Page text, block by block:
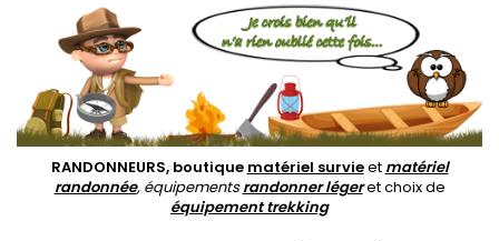
RANDONNEURS, boutique matériel survieet matériel
randonnée, équipementsrandonner légeret choix de
équipement trekking